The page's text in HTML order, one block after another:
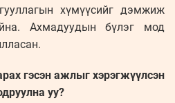
хүмүүсийг дэмжиж
Ахмадуудын бүлэг мод
гэсэн ажлыг хэрэгжүүлсэн
уу?